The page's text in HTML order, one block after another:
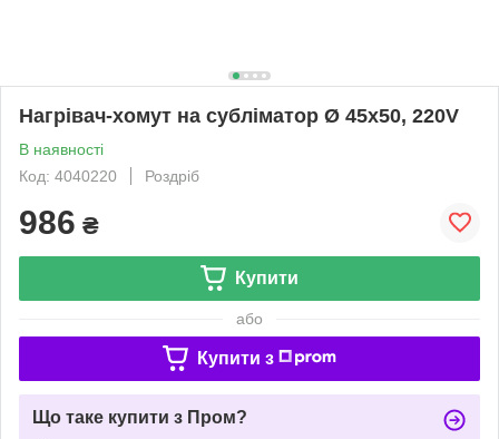
Нагрівач-хомут на субліматор Ø 45х50, 220V
В наявності
Код: 4040220
Роздріб
986 ₴
Купити
або
Купити з
Що таке купити з Пром?